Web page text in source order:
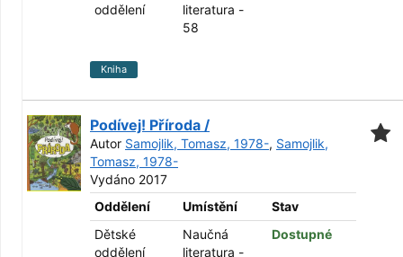
oddělení
literatura -
58
Kniha
Podívej! Příroda /
Autor Samojlik, Tomasz, 1978-, Samojlik,
Tomasz, 1978-
Vydáno 2017
Oddělení
Umístění
Stav
Dětské
oddělení
Naučná
literatura -
Dostupné